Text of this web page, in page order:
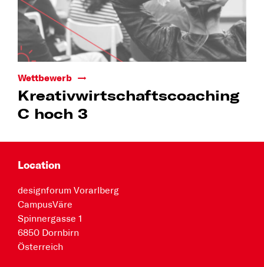
Wettbewerb
Kreativwirt­schafts­coaching
C hoch 3
Location
designforum Vorarlberg
CampusVäre
Spinnergasse 1
6850 Dornbirn
Österreich